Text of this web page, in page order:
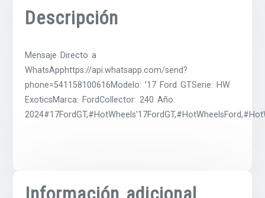
Descripción
Mensaje Directo a
WhatsApphttps://api.whatsapp.com/send?
phone=541158100616Modelo: ’17 Ford GTSerie: HW
ExoticsMarca: FordCollector: 240 Año: